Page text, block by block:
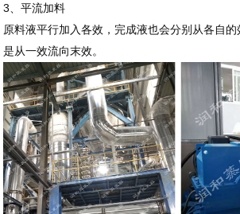
3、平流加料
原料液平行加入各效，完成液也会分别从各自
是从一效流向末效。